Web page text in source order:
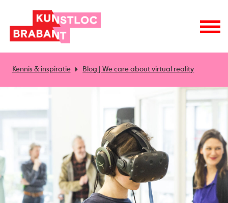
Kennis & inspiratie Blog | We care about virtual reality